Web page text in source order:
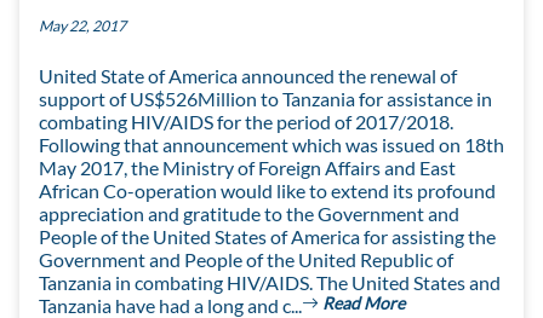
May 22, 2017
United State of America announced the renewal of
support of US$526Million to Tanzania for assistance in
combating HIV/AIDS for the period of 2017/2018.
Following that announcement which was issued on 18th
May 2017, the Ministry of Foreign Affairs and East
African Co-operation would like to extend its profound
appreciation and gratitude to the Government and
People of the United States of America for assisting the
Government and People of the United Republic of
Tanzania in combating HIV/AIDS. The United States and
Tanzania have had a long and c...
Read More